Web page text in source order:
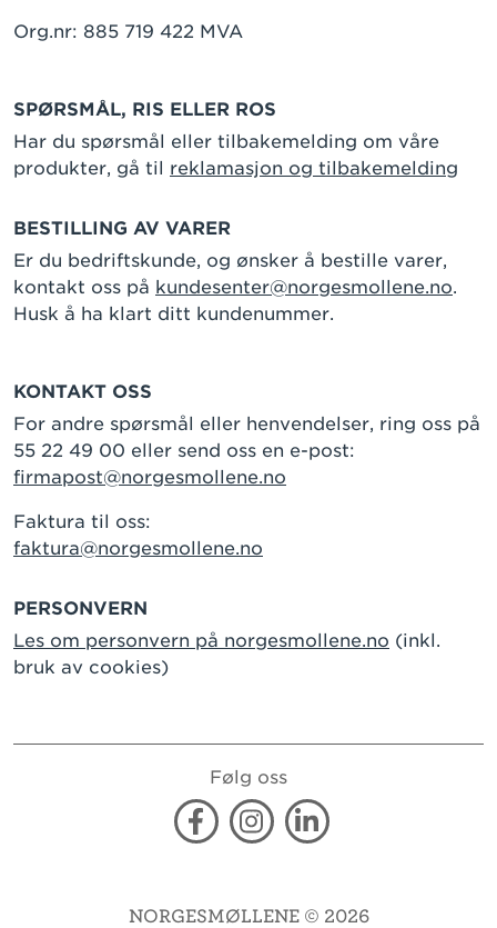
Org.nr: 885 719 422 MVA
SPØRSMÅL, RIS ELLER ROS
Har du spørsmål eller tilbakemelding om våre
produkter, gå til reklamasjon og tilbakemelding
BESTILLING AV VARER
Er du bedriftskunde, og ønsker å bestille varer,
kontakt oss på kundesenter@norgesmollene.no.
Husk å ha klart ditt kundenummer.
KONTAKT OSS
For andre spørsmål eller henvendelser, ring oss på
55 22 49 00 eller send oss en e-post:
firmapost@norgesmollene.no
Faktura til oss:
faktura@norgesmollene.no
PERSONVERN
Les om personvern på norgesmollene.no (inkl.
bruk av cookies)
Følg oss
FacebookInstagramLinkedin
NORGESMØLLENE © 2026